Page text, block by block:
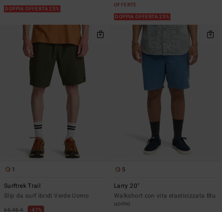
DOPPIA OFFERTA 25%
OFFERTE
DOPPIA OFFERTA 25%
1
Surftrek Trail
Slip da surf ibridi Verde Uomo
65,95 € 47%
5
Larry 20"
Walkshort con vita elasticizzata Blu
uomo